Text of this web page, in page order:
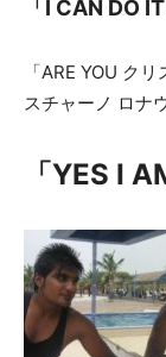
「I CAN DO IT
「ARE YOU ク
スチャーノ ロナ
「YES I